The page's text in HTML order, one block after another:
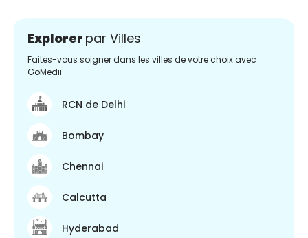
Explorer par Villes
Faites-vous soigner dans les villes de votre choix avec
GoMedii
RCN de Delhi
Bombay
Chennai
Calcutta
Hyderabad